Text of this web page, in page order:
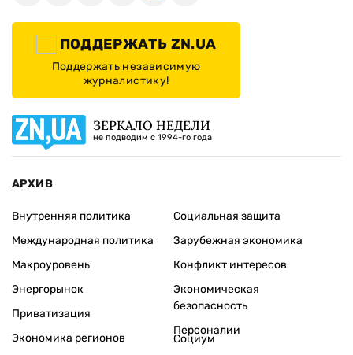
ПОДДЕРЖАТЬ ZN.UA
Поддержать независимую
журналистику!
ЗЕРКАЛО НЕДЕЛИ
не подводим с 1994-го года
АРХИВ
Внутренняя политика
Международная политика
Макроуровень
Энергорынок
Приватизация
Экономика регионов
Социальная защита
Зарубежная экономика
Конфликт интересов
Экономическая
безопасность
Персоналии
Социум